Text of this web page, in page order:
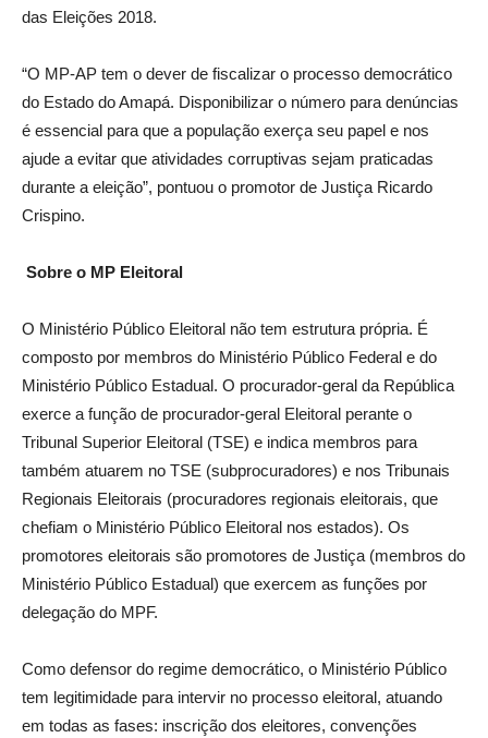
das Eleições 2018.
“O MP-AP tem o dever de fiscalizar o processo democrático
do Estado do Amapá. Disponibilizar o número para denúncias
é essencial para que a população exerça seu papel e nos
ajude a evitar que atividades corruptivas sejam praticadas
durante a eleição”, pontuou o promotor de Justiça Ricardo
Crispino.
Sobre o MP Eleitoral
O Ministério Público Eleitoral não tem estrutura própria. É
composto por membros do Ministério Público Federal e do
Ministério Público Estadual. O procurador-geral da República
exerce a função de procurador-geral Eleitoral perante o
Tribunal Superior Eleitoral (TSE) e indica membros para
também atuarem no TSE (subprocuradores) e nos Tribunais
Regionais Eleitorais (procuradores regionais eleitorais, que
chefiam o Ministério Público Eleitoral nos estados). Os
promotores eleitorais são promotores de Justiça (membros do
Ministério Público Estadual) que exercem as funções por
delegação do MPF.
Como defensor do regime democrático, o Ministério Público
tem legitimidade para intervir no processo eleitoral, atuando
em todas as fases: inscrição dos eleitores, convenções